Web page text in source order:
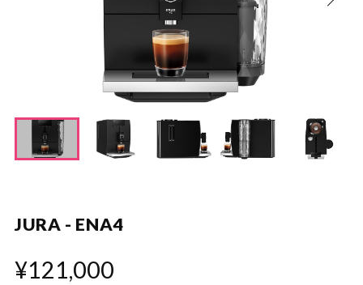
JURA - ENA4
¥121,000